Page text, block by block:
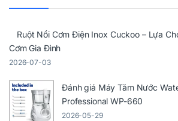
Ruột Nồi Cơm Điện Inox Cuckoo – Lựa
Cơm Gia Đình
2026-07-03
Đánh giá Máy Tăm Nước
Professional WP-660
2026-05-29